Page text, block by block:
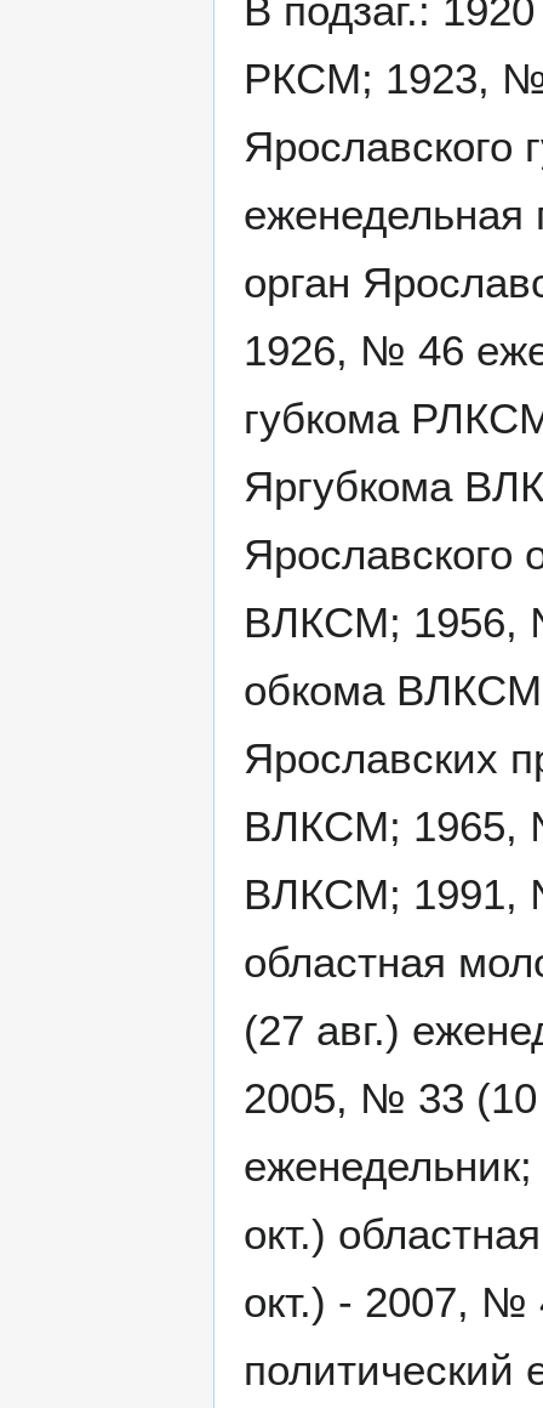
В подзаг.:
РКСМ; 1923, №
еженедельная
орган
1926, № 46
губкома
Яргубкома
Ярославского
ВЛКСМ; 1956,
обкома
Ярославских
ВЛКСМ; 1965,
ВЛКСМ; 1991,
областная
(27 авг.)
2005, № 33 (10
окт.)
окт.) - 2007, №